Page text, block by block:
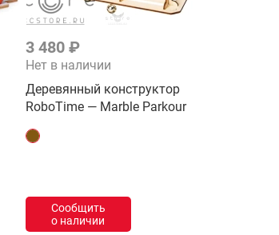
3 480 ₽
Нет в наличии
Деревянный конструктор
RoboTime — Marble Parkour
Сообщить
о наличии